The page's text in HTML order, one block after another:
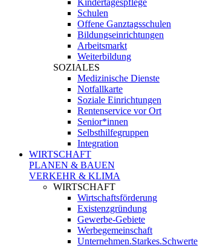
Kindertagespflege
Schulen
Offene Ganztagsschulen
Bildungseinrichtungen
Arbeitsmarkt
Weiterbildung
SOZIALES
Medizinische Dienste
Notfallkarte
Soziale Einrichtungen
Rentenservice vor Ort
Senior*innen
Selbsthilfegruppen
Integration
WIRTSCHAFT
PLANEN & BAUEN
VERKEHR & KLIMA
WIRTSCHAFT
Wirtschaftsförderung
Existenzgründung
Gewerbe-Gebiete
Werbegemeinschaft
Unternehmen.Starkes.Schwerte